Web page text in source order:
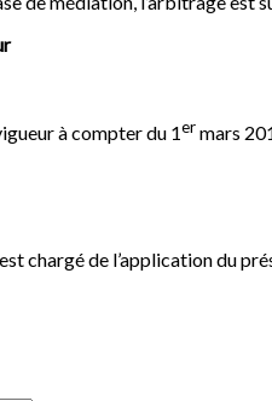
à compter du 1ermars
chargé de l’application du